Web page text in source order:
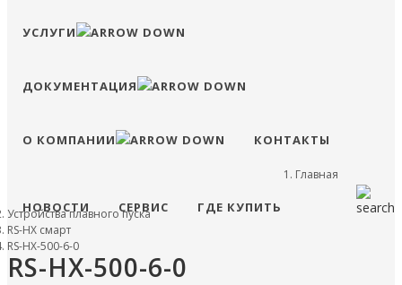
УСЛУГИ
ДОКУМЕНТАЦИЯ
О КОМПАНИИ КОНТАКТЫ
НОВОСТИ СЕРВИС ГДЕ КУПИТЬ
Главная
Устройства плавного пуска
RS-HX смарт
RS-HX-500-6-0
RS-HX-500-6-0